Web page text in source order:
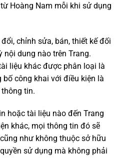
Hoàng Nam mỗi khi sử dụng
chỉnh sửa, bán, thiết kế đối
nội dung nào trên Trang.
liệu khác được phân loại là
công khai với điều kiện là
tin.
hoặc tài liệu nào đến Trang
khác, mọi thông tin đó sẽ
như không thuộc sở hữu
sử dụng mà không phải